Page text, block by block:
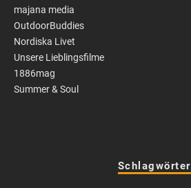
majana media
OutdoorBuddies
Nordiska Livet
Unsere Lieblingsfilme
1886mag
Summer & Soul
Schlagwörter